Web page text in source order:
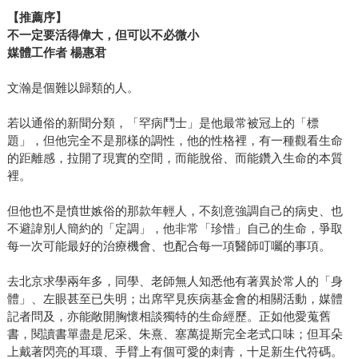
【推薦序】
不一定要活得偉大，但可以不必微小
媒體工作者 楊惠君
文瀚是個難以歸類的人。
若以通俗的新聞分類，「罕病鬥士」是他最常被冠上的「標
題」，但他完全不是那樣的調性，他的性格裡，有一種觀看生命
的距離感，拉開了現實的空間，而能脫俗、而能鑽入生命的本質
裡。
但他也不是憤世嫉俗的那款年輕人，不刻意強調自己的病史、也
不避諱別人簡約的「定調」，他非常「珍惜」自己的生命，爭取
每一次可能最好的治療機會、也配合每一項醫師叮囑的事項。
去北京求學兩年多，同學、老師無人知悉他有著異於常人的「身
體」、左眼甚至已失明；出席罕見疾病基金會的相關活動，媒體
記者問及，亦能敞開胸懷相談獨特的生命經歷。正如他愛蒐舊
書，閱讀書單盡是尼采、朱熹、塞萬提斯完全老式口味；但耳朵
上戴著閃亮的耳環、手臂上有個可愛的刺青，十足新生代符碼。